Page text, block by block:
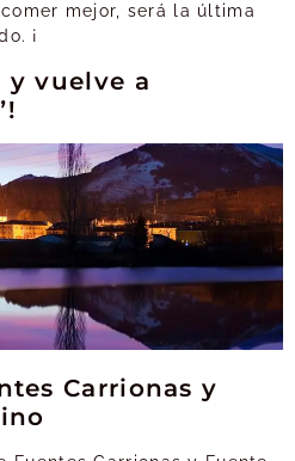
mejor, será la última
¡
y vuelve a
Carrionas y